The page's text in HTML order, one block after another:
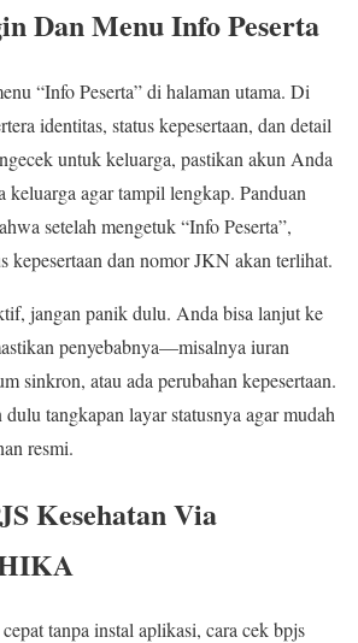
Dan Menu Info Peserta
“Info Peserta” di halaman utama. Di
identitas, status kepesertaan, dan detail
untuk keluarga, pastikan akun Anda
keluarga agar tampil lengkap. Panduan
setelah mengetuk “Info Peserta”,
kepesertaan dan nomor JKN akan terlihat.
jangan panik dulu. Anda bisa lanjut ke
penyebabnya—misalnya iuran
sinkron, atau ada perubahan kepesertaan.
tangkapan layar statusnya agar mudah
resmi.
Kesehatan Via
tanpa instal aplikasi, cara cek bpjs